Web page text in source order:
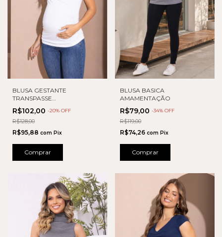
BLUSA GESTANTE
TRANSPASSE
AMAMENTAÇÃO
R$102,00 -20% OFF
R$128,00
R$95,88 com Pix
Comprar
BLUSA BASICA
AMAMENTAÇÃO
R$79,00 -34% OFF
R$119,00
R$74,26 com Pix
Comprar